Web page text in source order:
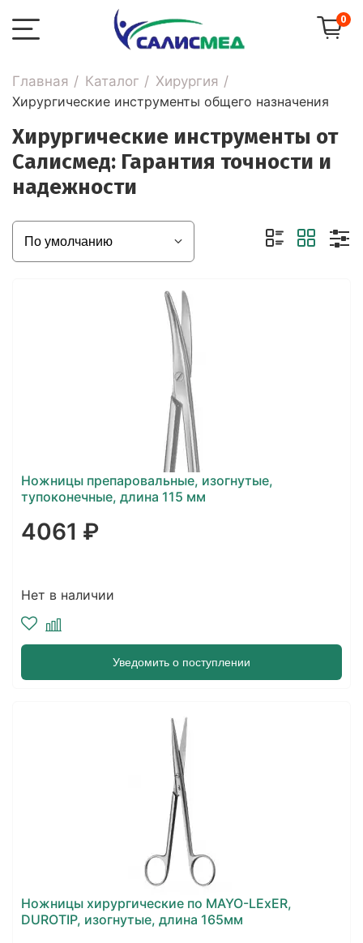
0
Главная Каталог
Хирургия
Хирургические инструменты общего назначения
Хирургические инструменты от
Салисмед: Гарантия точности и
надежности
Ножницы препаровальные, изогнутые,
тупоконечные, длина 115 мм
4061 ₽
Нет в наличии
Уведомить о поступлении
Ножницы хирургические по MAYO-LEхER,
DUROTIP, изогнутые, длина 165мм